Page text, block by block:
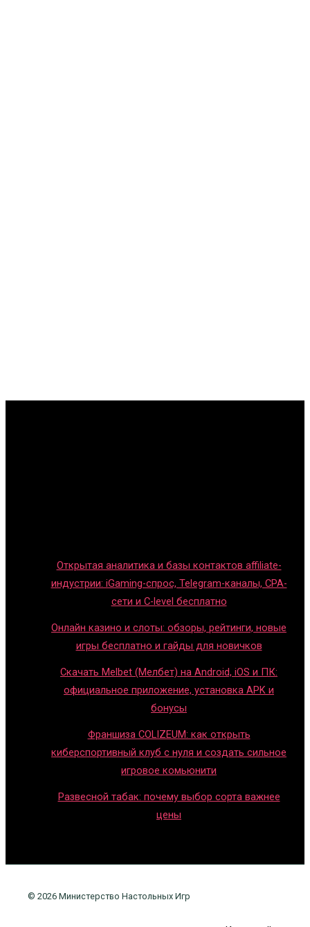
Открытая аналитика и базы контактов affiliate-
индустрии: iGaming-спрос, Telegram-каналы, CPA-
сети и C-level бесплатно
Онлайн казино и слоты: обзоры, рейтинги, новые
игры бесплатно и гайды для новичков
Скачать Melbet (Мелбет) на Android, iOS и ПК:
официальное приложение, установка APK и
бонусы
Франшиза COLIZEUM: как открыть
киберспортивный клуб с нуля и создать сильное
игровое комьюнити
Развесной табак: почему выбор сорта важнее
цены
© 2026 Министерство Настольных Игр